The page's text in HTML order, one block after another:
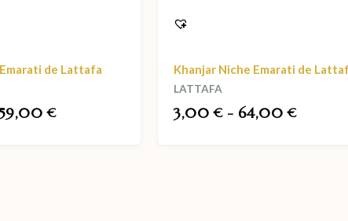
de Lattafa
€
Khanjar Niche Emarati de
LATTAFA
3,00€ - 64,00€